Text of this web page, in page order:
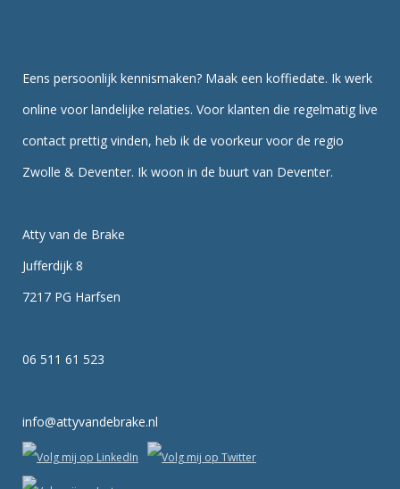
Eens persoonlijk kennismaken? Maak een koffiedate. Ik werk
online voor landelijke relaties. Voor klanten die regelmatig live
contact prettig vinden, heb ik de voorkeur voor de regio
Zwolle & Deventer. Ik woon in de buurt van Deventer.
Atty van de Brake
Jufferdijk 8
7217 PG Harfsen
06 511 61 523
info@attyvandebrake.nl